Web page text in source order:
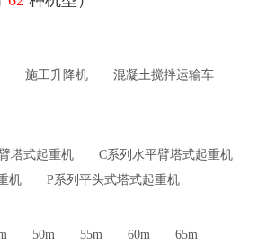
施工升降机
混凝土搅拌运输车
塔式起重机
C系列水平臂塔式起重机
机
P系列平头式塔式起重机
50m 55m 60m
65m